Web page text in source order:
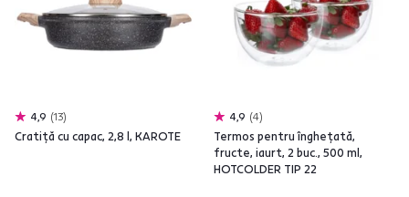
4,9 13
Cratiţă cu capac, 2,8 l, KAROTE
4,9 4
Termos pentru îngheţată,
fructe, iaurt, 2 buc., 500 ml,
HOTCOLDER TIP 22